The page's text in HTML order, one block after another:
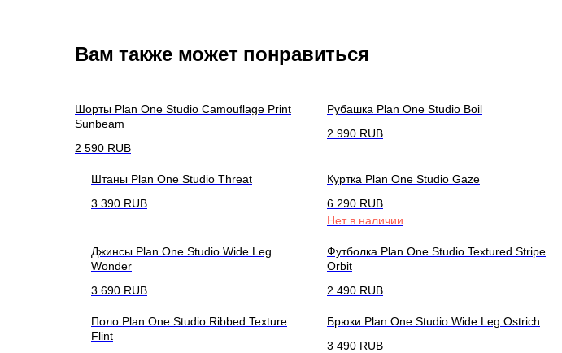
Вам также может понравиться
Шорты Plan One Studio Camouflage Print
Sunbeam
2 590 RUB
Рубашка Plan One Studio Boil
2 990 RUB
Штаны Plan One Studio Threat
3 390 RUB
Куртка Plan One Studio Gaze
6 290 RUB
Нет в наличии
Джинсы Plan One Studio Wide Leg
Wonder
3 690 RUB
Футболка Plan One Studio Textured Stripe
Orbit
2 490 RUB
Поло Plan One Studio Ribbed Texture
Flint
Брюки Plan One Studio Wide Leg Ostrich
3 490 RUB